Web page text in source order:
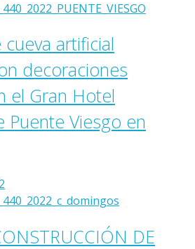
artificial
decoraciones
el Gran Hotel
Puente Viesgo en
DE